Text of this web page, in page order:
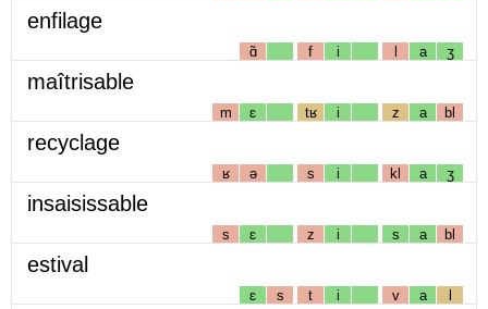
enfilage
ɑ̃ f i l a ʒ
maîtrisable
m ɛ tʁ i z a bl
recyclage
ʁ ə s i kl a ʒ
insaisissable
s ɛ z i s a bl
estival
ɛ s t i v a l